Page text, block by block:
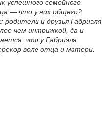
успешного семейного
— что у них общего?
и друзья Габриэля
чем интрижкой, да и
что у Габриэля
воле отца и матери.